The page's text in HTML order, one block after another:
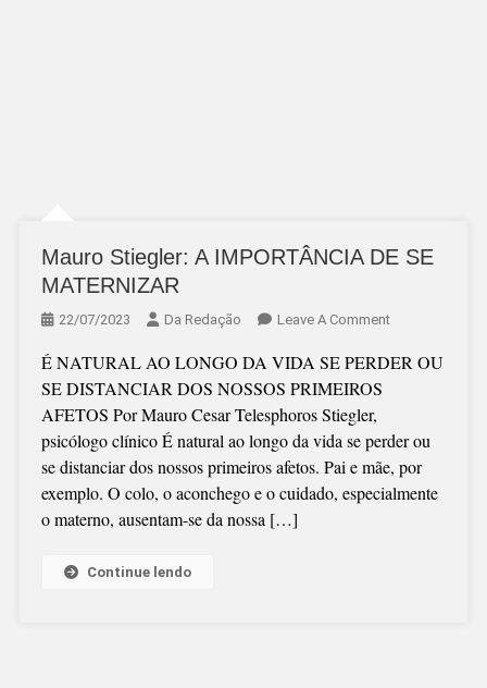
Mauro Stiegler: A IMPORTÂNCIA DE SE
MATERNIZAR
22/07/2023 Da Redação Leave A CommentOn
Stiegler:
DE
SE
MATERNIZAR
É NATURAL AO LONGO DA VIDA SE PERDER OU
SE DISTANCIAR DOS NOSSOS PRIMEIROS
AFETOS Por Mauro Cesar Telesphoros Stiegler,
psicólogo clínico É natural ao longo da vida se perder ou
se distanciar dos nossos primeiros afetos. Pai e mãe, por
exemplo. O colo, o aconchego e o cuidado, especialmente
o materno, ausentam-se da nossa […]
Continue lendo